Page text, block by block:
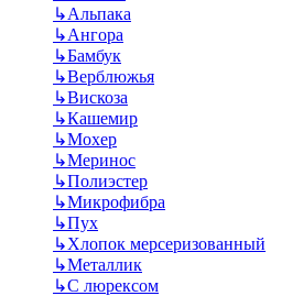
↳Альпака
↳Ангора
↳Бамбук
↳Верблюжья
↳Вискоза
↳Кашемир
↳Мохер
↳Меринос
↳Полиэстер
↳Микрофибра
↳Пух
↳Хлопок мерсеризованный
↳Металлик
↳С люрексом